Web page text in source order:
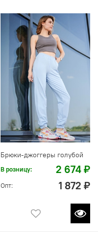
Брюки-джоггеры голубой
В розницу: 2 674 ₽
Опт: 1 872 ₽